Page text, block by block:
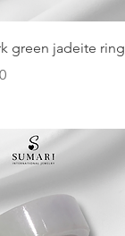
快速瀏覽
green jadeite ring